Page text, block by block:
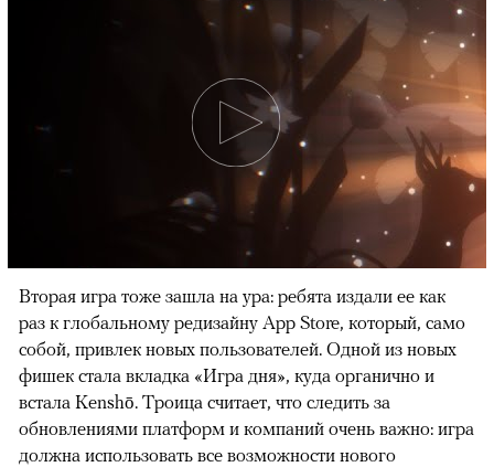
Вторая игра тоже зашла на ура: ребята издали ее как
раз к глобальному редизайну App Store, который, само
собой, привлек новых пользователей. Одной из новых
фишек стала вкладка «Игра дня», куда органично и
встала Kenshō. Троица считает, что следить за
обновлениями платформ и компаний очень важно: игра
должна использовать все возможности нового